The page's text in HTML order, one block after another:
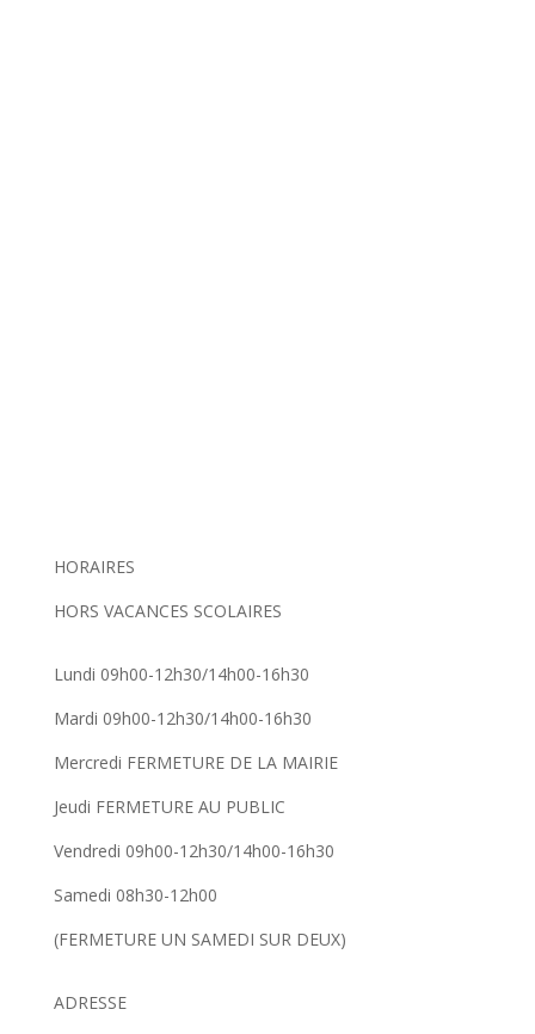
HORAIRES
HORS VACANCES SCOLAIRES
Lundi 09h00-12h30/14h00-16h30
Mardi 09h00-12h30/14h00-16h30
Mercredi FERMETURE DE LA MAIRIE
Jeudi FERMETURE AU PUBLIC
Vendredi 09h00-12h30/14h00-16h30
Samedi 08h30-12h00
(FERMETURE UN SAMEDI SUR DEUX)
ADRESSE